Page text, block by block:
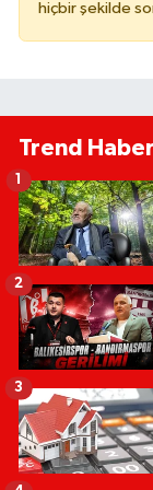
hiçbir şekilde
Trend
1
2
3